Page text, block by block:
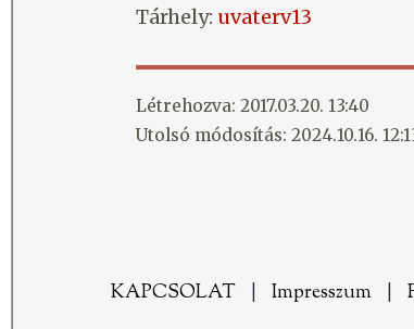
Tárhely: uvaterv13
Létrehozva: 2017.03.20. 13:40
Utolsó módosítás: 2024.10.16.
KAPCSOLAT Impresszum